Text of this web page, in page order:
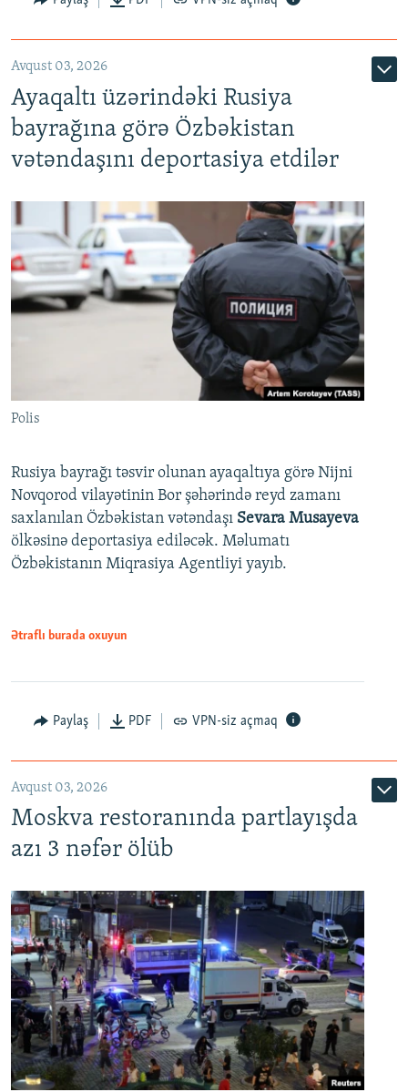
Avqust 03, 2026
Ayaqaltı üzərindəki Rusiya
bayrağına görə Özbəkistan
vətəndaşını deportasiya etdilər
Polis
Rusiya bayrağı təsvir olunan ayaqaltıya görə Nijni
Novqorod vilayətinin Bor şəhərində reyd zamanı
saxlanılan Özbəkistan vətəndaşı Sevara Musayeva
ölkəsinə deportasiya ediləcək. Məlumatı
Özbəkistanın Miqrasiya Agentliyi yayıb.
Ətraflı burada oxuyun
Paylaş PDF VPN-siz açmaq
Avqust 03, 2026
Moskva restoranında partlayışda
azı 3 nəfər ölüb